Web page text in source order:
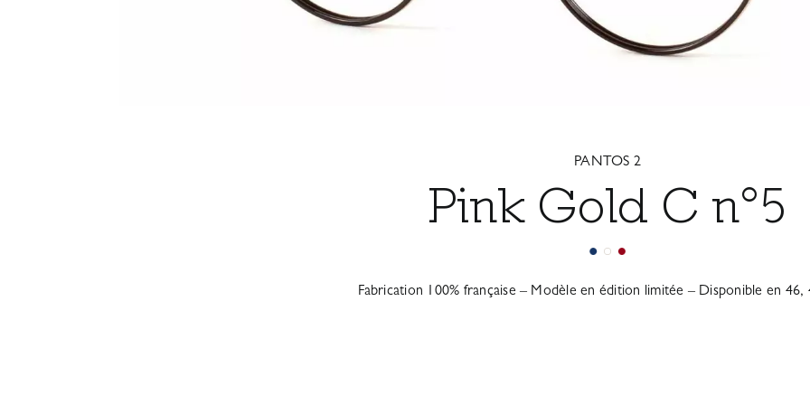
PANTOS 2
Pink Gold C n°5
Fabrication 100% française – Modèle en édition limitée – Disponible en 46,